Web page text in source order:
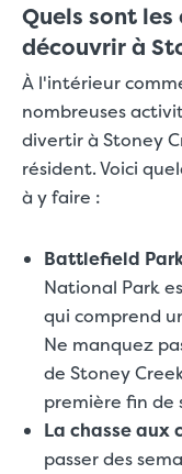
Quels sont
découvrir à
À l'intérieur
nombreuses
divertir à Stoney
résident. Voici
à y faire :
Battlefield
National Park
qui comprend
Ne manquez
de Stoney
première fin de
La chasse aux
passer des